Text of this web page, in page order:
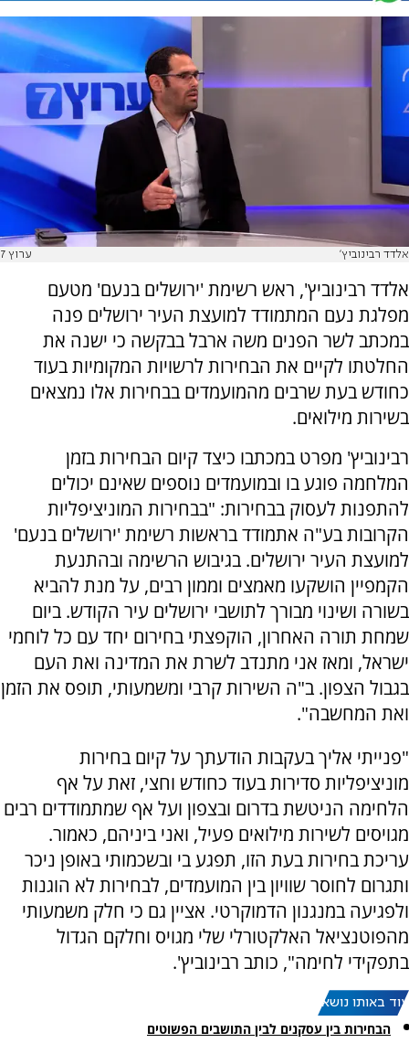
אלדד רבינוביץ' ערוץ 7
אלדד רבינוביץ', ראש רשימת 'ירושלים בנעם' מטעם
מפלגת נעם המתמודד למועצת העיר ירושלים פנה
במכתב לשר הפנים משה ארבל בבקשה כי ישנה את
החלטתו לקיים את הבחירות לרשויות המקומיות בעוד
כחודש בעת שרבים מהמועמדים בבחירות אלו נמצאים
בשירות מילואים.
רבינוביץ' מפרט במכתבו כיצד קיום הבחירות בזמן
המלחמה פוגע בו ובמועמדים נוספים שאינם יכולים
להתפנות לעסוק בבחירות: "בבחירות המוניציפליות
הקרובות בע"ה אתמודד בראשות רשימת 'ירושלים בנעם'
למועצת העיר ירושלים. בגיבוש הרשימה ובהתנעת
הקמפיין הושקעו מאמצים וממון רבים, על מנת להביא
בשורה ושינוי מבורך לתושבי ירושלים עיר הקודש. ביום
שמחת תורה האחרון, הוקפצתי בחירום יחד עם כל לוחמי
ישראל, ומאז אני מתנדב לשרת את המדינה ואת העם
בגבול הצפון. ב"ה השירות קרבי ומשמעותי, תופס את הזמן
ואת המחשבה".
"פנייתי אליך בעקבות הודעתך על קיום בחירות
מוניציפליות סדירות בעוד כחודש וחצי, זאת על אף
הלחימה הניטשת בדרום ובצפון ועל אף שמתמודדים רבים
מגויסים לשירות מילואים פעיל, ואני ביניהם, כאמור.
עריכת בחירות בעת הזו, תפגע בי ובשכמותי באופן ניכר
ותגרום לחוסר שוויון בין המועמדים, לבחירות לא הוגנות
ולפגיעה במנגנון הדמוקרטי. אציין גם כי חלק משמעותי
מהפוטנציאל האלקטורלי שלי מגויס וחלקם הגדול
בתפקידי לחימה", כותב רבינוביץ'.
עוד באותו נושא:
הבחירות בין עסקנים לבין התושבים הפשוטים